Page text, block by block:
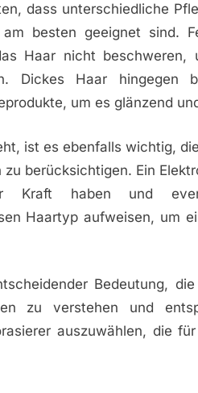
dass unterschiedliche
besten geeignet sind.
Haar nicht beschweren,
Dickes Haar hingegen
um es glänzend
ist es ebenfalls wichtig,
berücksichtigen. Ein
Kraft haben und
Haartyp aufweisen, um
Bedeutung,
zu verstehen und
auszuwählen, die